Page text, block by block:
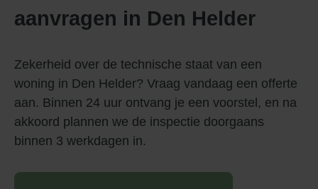
aanvragen in Den Helder
Zekerheid over de technische staat van een
woning in Den Helder? Vraag vandaag een offerte
aan. Binnen 24 uur ontvang je een voorstel, en na
akkoord plannen we de inspectie doorgaans
binnen 3 werkdagen in.